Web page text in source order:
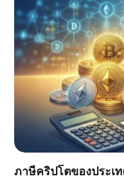
ภาษีคริปโตของประเ